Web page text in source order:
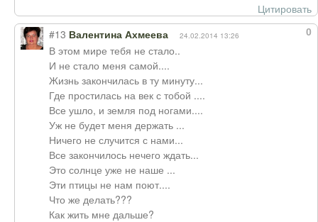
Цитировать
0
#13 Валентина Ахмеева 24.02.2014 13:26
В этом мире тебя не стало..
И не стало меня самой....
Жизнь закончилась в ту минуту...
Где простилась на век с тобой ....
Все ушло, и земля под ногами....
Уж не будет меня держать ...
Ничего не случится с нами...
Все закончилось нечего ждать...
Это солнце уже не наше ...
Эти птицы не нам поют....
Что же делать???
Как жить мне дальше?